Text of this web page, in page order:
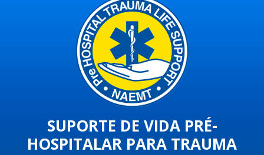
SUPORTE DE VIDA PRÉ-
HOSPITALAR PARA TRAUMA